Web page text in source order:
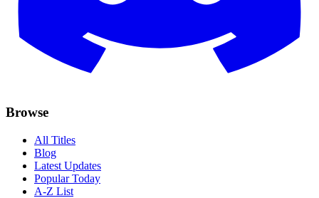
Browse
All Titles
Blog
Latest Updates
Popular Today
A-Z List